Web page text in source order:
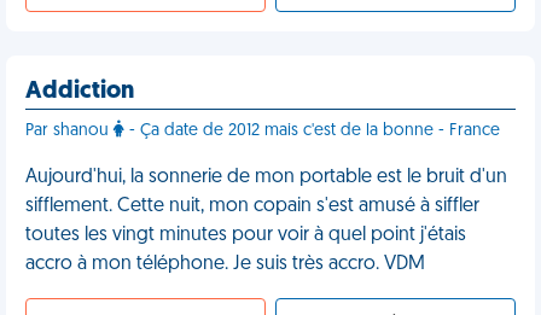
Addiction
Par shanou - Ça date de 2012 mais c'est de la bonne - France
Aujourd'hui, la sonnerie de mon portable est le bruit d'un
sifflement. Cette nuit, mon copain s'est amusé à siffler
toutes les vingt minutes pour voir à quel point j'étais
accro à mon téléphone. Je suis très accro. VDM